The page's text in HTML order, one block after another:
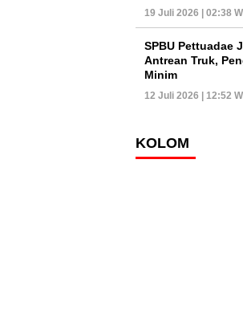
19 Juli 2026 | 02:38
SPBU Pettuadae
Antrean Truk,
Minim
12 Juli 2026 | 12:52
KOLOM